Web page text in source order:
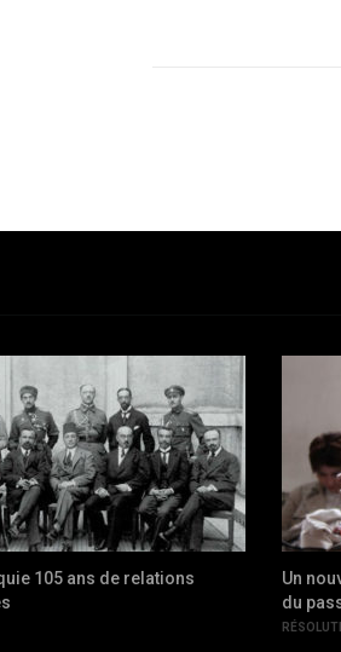
105 ans de relations
Un
du